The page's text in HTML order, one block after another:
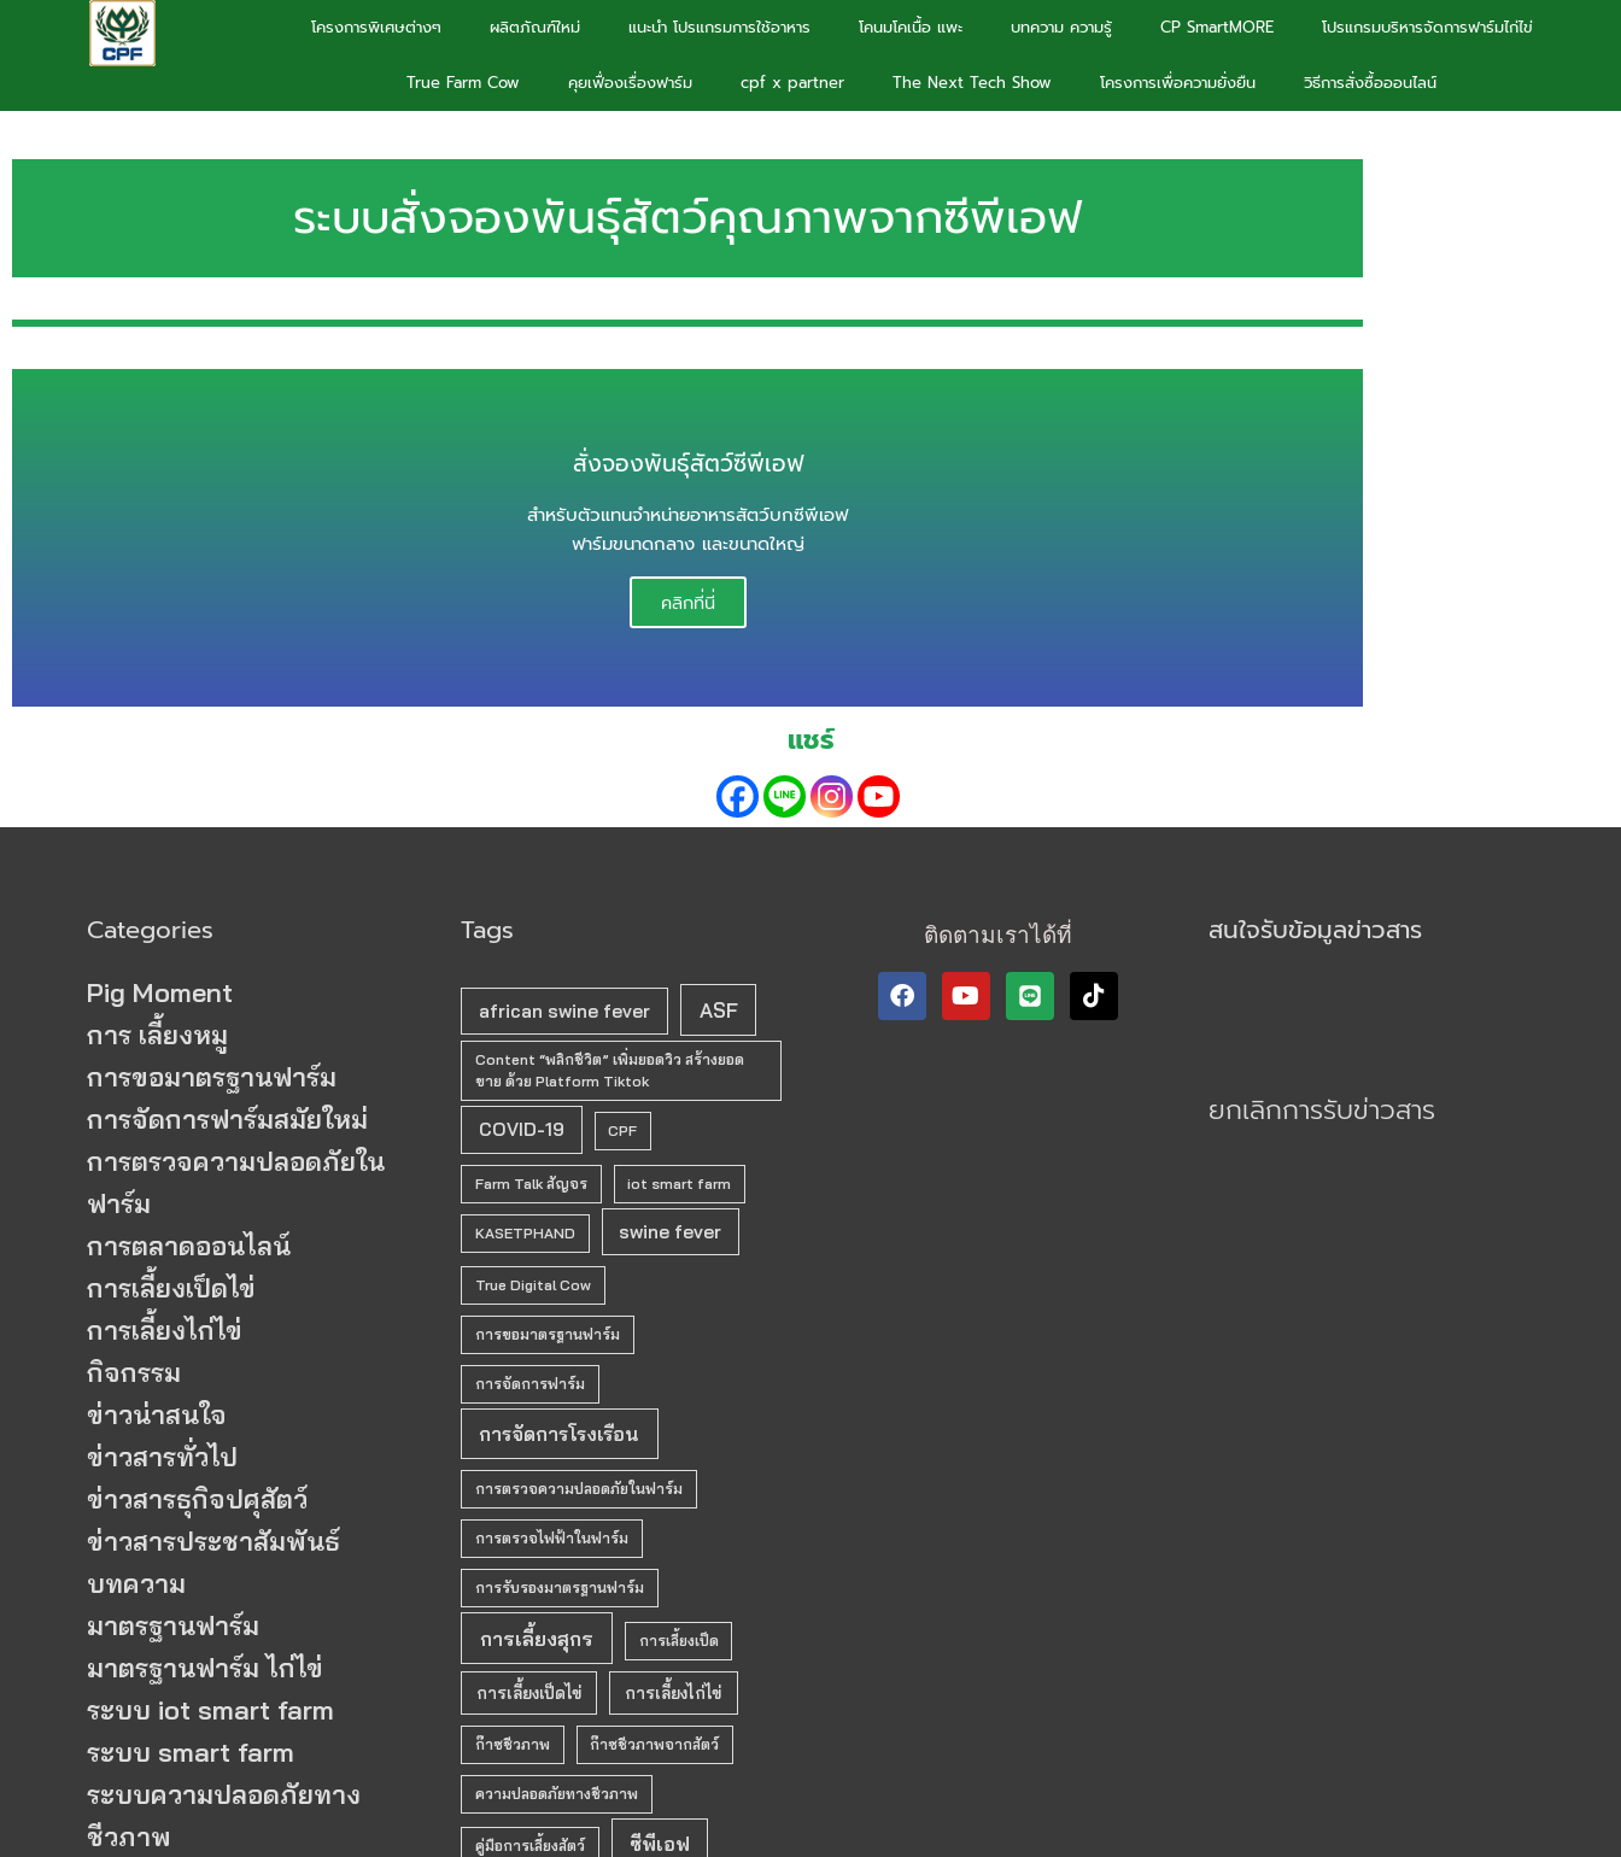
content
โครงการพิเศษต่างๆ ผลิตภัณฑ์ใหม่ แนะนำ โปรแกรมการใช้อาหาร โคนมโคเนื้อ แพะ บทความ ความรู้ CP SmartMORE โปรแกรมบริหารจัดการฟาร์มไก่ไข่
True Farm Cow คุยเฟื่องเรื่องฟาร์ม cpf x partner The Next Tech Show โครงการเพื่อความยั่งยืน วิธีการสั่งซื้อออนไลน์
ระบบสั่งจองพันธุ์สัตว์คุณภาพจากซีพีเอฟ
สั่งจองพันธุ์สัตว์ซีพีเอฟ
สำหรับตัวแทนจำหน่ายอาหารสัตว์บกซีพีเอฟ
ฟาร์มขนาดกลาง และขนาดใหญ่
คลิกที่นี่
แชร์
Categories
Pig Moment
การ เลี้ยงหมู
การขอมาตรฐานฟาร์ม
การจัดการฟาร์มสมัยใหม่
การตรวจความปลอดภัยใน
ฟาร์ม
การตลาดออนไลน์
การเลี้ยงเป็ดไข่
การเลี้ยงไก่ไข่
กิจกรรม
ข่าวน่าสนใจ
ข่าวสารทั่วไป
ข่าวสารธุกิจปศุสัตว์
ข่าวสารประชาสัมพันธ์
บทความ
มาตรฐานฟาร์ม
มาตรฐานฟาร์ม ไก่ไข่
ระบบ iot smart farm
ระบบ smart farm
ระบบความปลอดภัยทาง
ชีวภาพ
Tags
african swine fever ASF
Content “พลิกชีวิต” เพิ่มยอดวิว สร้างยอด
ขาย ด้วย Platform Tiktok
COVID-19 CPF
Farm Talk สัญจร iot smart farm
KASETPHAND swine fever
True Digital Cow
การขอมาตรฐานฟาร์ม
การจัดการฟาร์ม
การจัดการโรงเรือน
การตรวจความปลอดภัยในฟาร์ม
การตรวจไฟฟ้าในฟาร์ม
การรับรองมาตรฐานฟาร์ม
การเลี้ยงสุกร การเลี้ยงเป็ด
การเลี้ยงเป็ดไข่ การเลี้ยงไก่ไข่
ก๊าซชีวภาพ ก๊าซชีวภาพจากสัตว์
ความปลอดภัยทางชีวภาพ
คู่มือการเลี้ยงสัตว์ ซีพีเอฟ
ติดตามเราได้ที่
F
a
c
Y
o
u
T
i
k
สนใจรับข้อมูลข่าวสาร
ยกเลิกการรับข่าวสาร